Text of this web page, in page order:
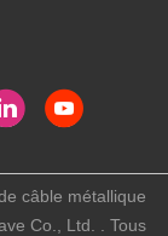
câble métallique
Co., Ltd. . Tous